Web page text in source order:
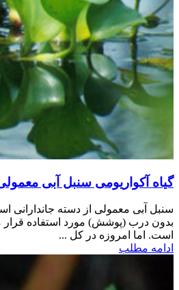
گیاه آکواریومی سنبل آبی
سنبل آبی معمولی از دسته جاندارانی
بدون درب (پوشش) مورد استفاده قرار
است. اما امروزه در کل ...
ادامه مطلب